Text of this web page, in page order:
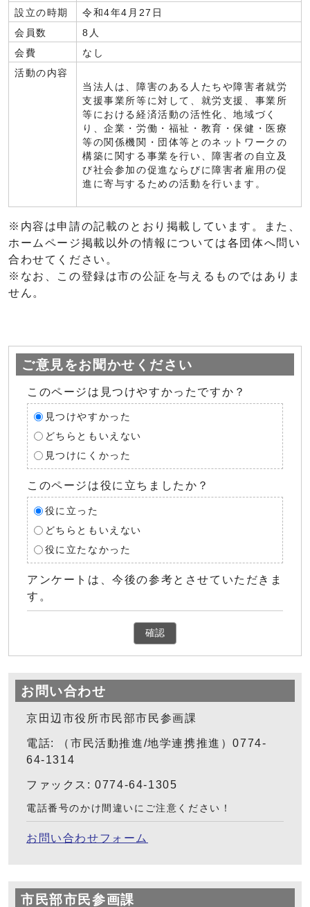
設立の時期
令和4年4月27日
会員数
8人
会費
なし
活動の内容
当法人は、障害のある人たちや障害者就労
支援事業所等に対して、就労支援、事業所
等における経済活動の活性化、地域づく
り、企業・労働・福祉・教育・保健・医療
等の関係機関・団体等とのネットワークの
構築に関する事業を行い、障害者の自立及
び社会参加の促進ならびに障害者雇用の促
進に寄与するための活動を行います。
※内容は申請の記載のとおり掲載しています。また、
ホームページ掲載以外の情報については各団体へ問い
合わせてください。
※なお、この登録は市の公証を与えるものではありま
せん。
ご意見をお聞かせください
このページは見つけやすかったですか？
見つけやすかった
どちらともいえない
見つけにくかった
このページは役に立ちましたか？
役に立った
どちらともいえない
役に立たなかった
アンケートは、今後の参考とさせていただきま
す。
確認
お問い合わせ
京田辺市役所市民部市民参画課
電話: （市民活動推進/地学連携推進）0774-
64-1314
ファックス: 0774-64-1305
電話番号のかけ間違いにご注意ください！
お問い合わせフォーム
市民部市民参画課